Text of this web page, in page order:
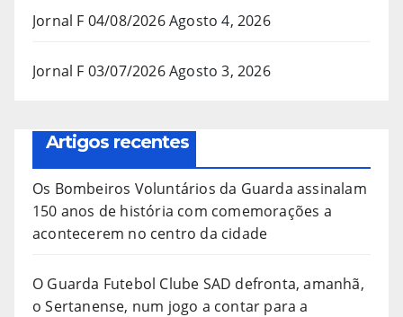
Jornal F 04/08/2026Agosto 4, 2026
Jornal F 03/07/2026Agosto 3, 2026
Artigos recentes
Os Bombeiros Voluntários da Guarda assinalam
150 anos de história com comemorações a
acontecerem no centro da cidade
O Guarda Futebol Clube SAD defronta, amanhã,
o Sertanense, num jogo a contar para a